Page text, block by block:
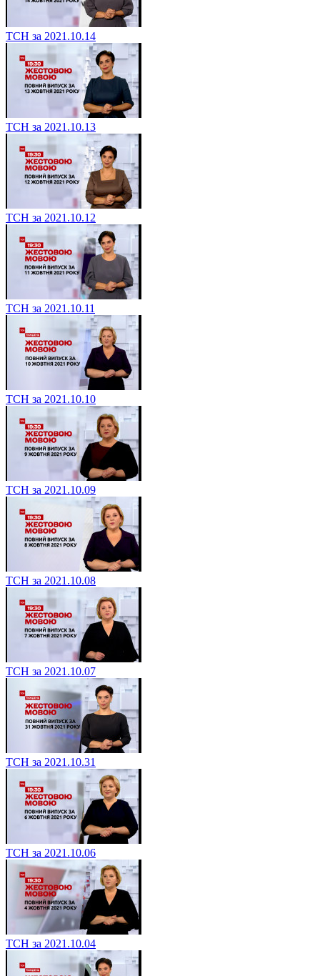
ТСН за 2021.10.14
ТСН за 2021.10.13
ТСН за 2021.10.12
ТСН за 2021.10.11
ТСН за 2021.10.10
ТСН за 2021.10.09
ТСН за 2021.10.08
ТСН за 2021.10.07
ТСН за 2021.10.31
ТСН за 2021.10.06
ТСН за 2021.10.04